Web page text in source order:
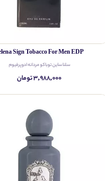
Sign Tobacco For Men EDP
سلنا ساین توباکو مردانه ادوپرفیوم
۳,۹۸۸,۰۰۰ تومان